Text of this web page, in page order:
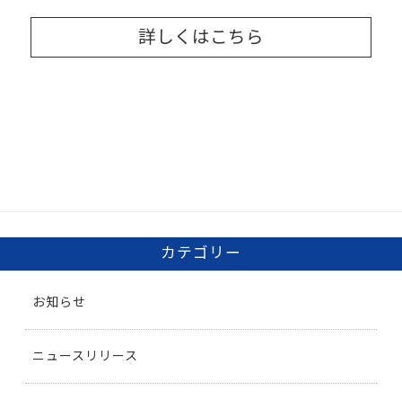
詳しくはこちら
カテゴリー
お知らせ
ニュースリリース